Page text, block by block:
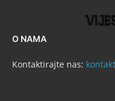
O NAMA
Kontaktirajte nas: